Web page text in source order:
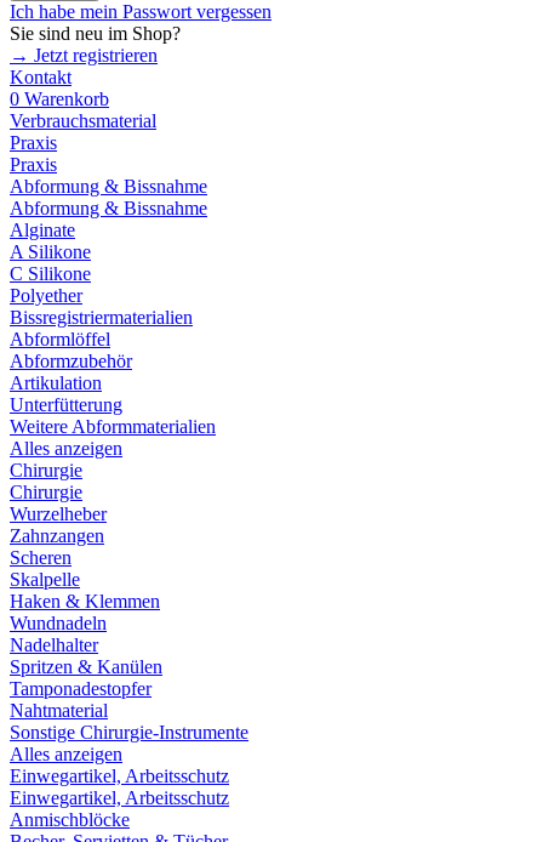
Ich habe mein Passwort vergessen
Sie sind neu im Shop?
→ Jetzt registrieren
Kontakt
0 Warenkorb
Verbrauchsmaterial
Praxis
Praxis
Abformung & Bissnahme
Abformung & Bissnahme
Alginate
A Silikone
C Silikone
Polyether
Bissregistriermaterialien
Abformlöffel
Abformzubehör
Artikulation
Unterfütterung
Weitere Abformmaterialien
Alles anzeigen
Chirurgie
Chirurgie
Wurzelheber
Zahnzangen
Scheren
Skalpelle
Haken & Klemmen
Wundnadeln
Nadelhalter
Spritzen & Kanülen
Tamponadestopfer
Nahtmaterial
Sonstige Chirurgie-Instrumente
Alles anzeigen
Einwegartikel, Arbeitsschutz
Einwegartikel, Arbeitsschutz
Anmischblöcke